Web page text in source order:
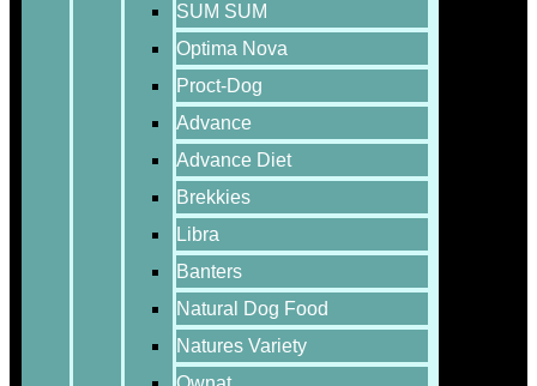
SUM SUM
Optima Nova
Proct-Dog
Advance
Advance Diet
Brekkies
Libra
Banters
Natural Dog Food
Natures Variety